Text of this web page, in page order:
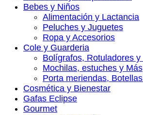
Bebes y Niños
Alimentación y Lactancia
Peluches y Juguetes
Ropa y Accesorios
Cole y Guarderia
Bolígrafos, Rotuladores y
Mochilas, estuches y Más
Porta meriendas,
Cosmética y Bienestar
Gafas Eclipse
Gourmet